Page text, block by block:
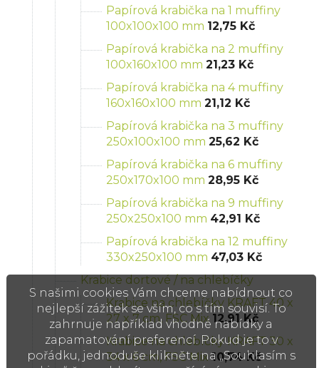
S našimi cookies Vám chceme nabídnout co
nejlepší zážitek se vším, co s tím souvisí. To
zahrnuje například vhodné nabídky a
zapamatování preferencí. Pokud je to v
pořádku, jednoduše klikněte na „Souhlasím s
Papírová krabička na 1 muffiny
100x100x100 mm 12,75 Kč
Papírová krabička na 2 muffiny
100x160x100 mm 21,23 Kč
Papírová krabička na 4 muffiny
160x160x100 mm 21,12 Kč
Papírová krabička na 3 muffiny
250x100x100 mm 25,62 Kč
Papírová krabička na 6 muffiny
250x170x100 mm 28,95 Kč
Papírová krabička na 9 muffiny
250x250x100 mm 42,91 Kč
Papírová krabička na 12 muffiny
330x250x100 mm 47,03 Kč
Krabice dortové / na chlebíčky
Krabice na chlebíčky KRAFT 40 x
27 x 7 cm, FSC Mix 12,91 Kč
Krabice na chlebíčky KRAFT 30 x
34 x 6 cm, FSC Mix 10,74 Kč